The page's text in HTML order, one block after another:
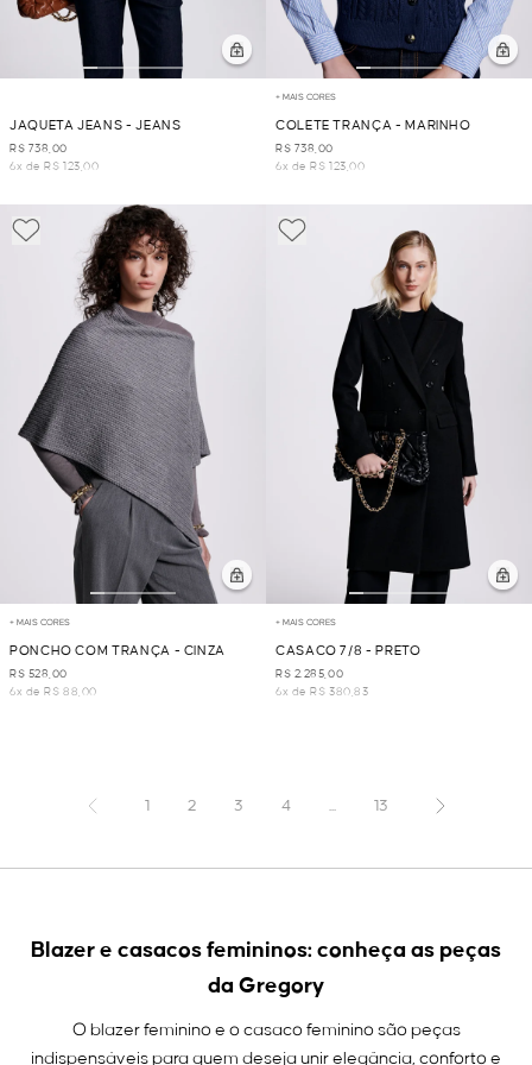
JAQUETA JEANS - JEANS
R$ 738,00
6x de R$ 123,00
+ MAIS CORES
COLETE TRANÇA - MARINHO
R$ 738,00
6x de R$ 123,00
+ MAIS CORES
PONCHO COM TRANÇA - CINZA
R$ 528,00
6x de R$ 88,00
+ MAIS CORES
CASACO 7/8 - PRETO
R$ 2.285,00
6x de R$ 380,83
1 2 3 4 ... 13
Blazer e casacos femininos: conheça as peças
da Gregory
O blazer feminino e o casaco feminino são peças
indispensáveis para quem deseja unir elegância, conforto e